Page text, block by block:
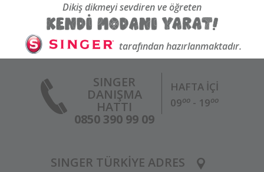
Dikiş dikmeyi sevdiren ve öğreten
tarafından hazırlanmaktadır.
SINGER
DANIŞMA
HATTI
0850 390 99 09
HAFTA İÇİ
09oo- 19oo
SINGER TÜRKİYE ADRES